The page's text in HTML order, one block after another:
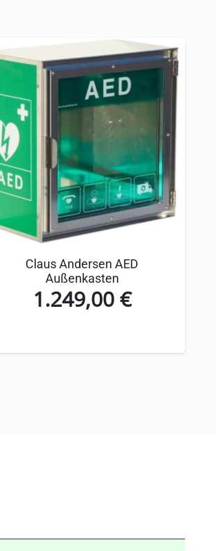
von 550
dichte Beatmung
der 3 Meter lange
zu gewährleisten. Das
Konstruktion des
latexfreie Konstruktion
Die klare Strukturierung
Claus Andersen AED
Außenkasten
1.249,00€